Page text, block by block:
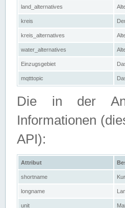
land_alternatives
kreis
kreis_alternatives
water_alternatives
Einzugsgebiet
mqtttopic
Die in der
Informationen
API):
Attribut
shortname
longname
unit